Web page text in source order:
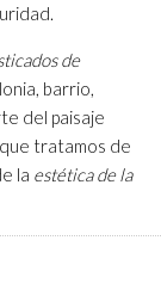
de
barrio,
del paisaje
tratamos de
la estética de la